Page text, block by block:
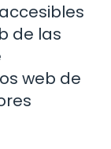
de las
web de